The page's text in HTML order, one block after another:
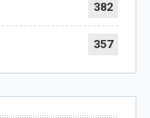
382
357